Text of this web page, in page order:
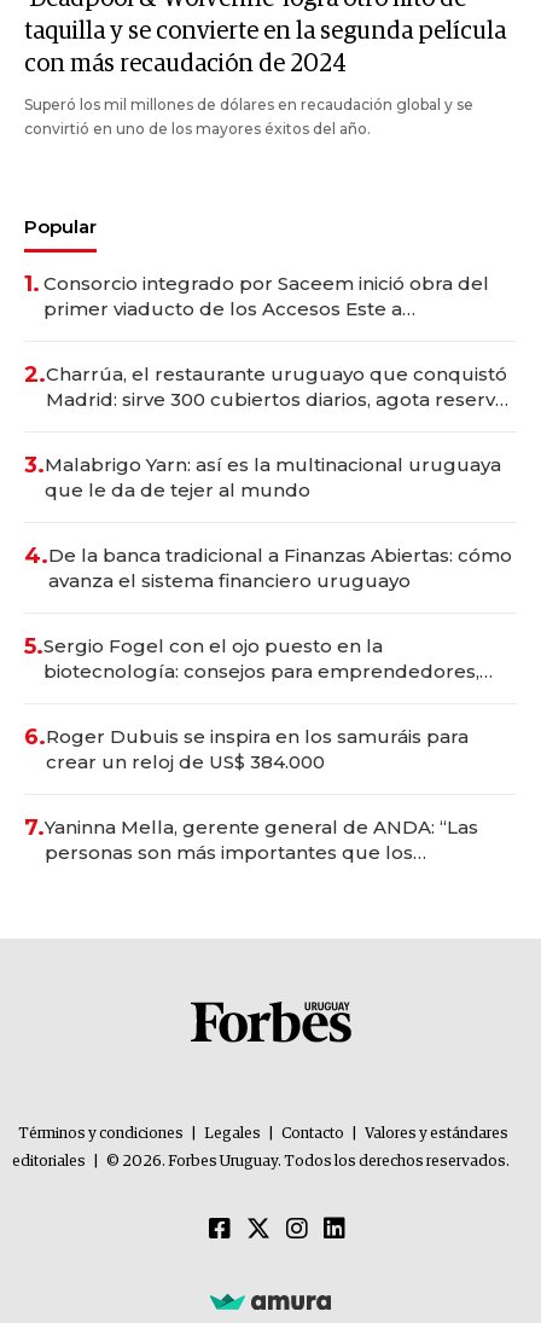
taquilla y se convierte en la segunda película
con más recaudación de 2024
Superó los mil millones de dólares en recaudación global y se
convirtió en uno de los mayores éxitos del año.
Popular
1. Consorcio integrado por Saceem inició obra del
primer viaducto de los Accesos Este a
2.Charrúa, el restaurante uruguayo que conquistó
Madrid: sirve 300 cubiertos diarios, agota reservas
3.Malabrigo Yarn: así es la multinacional uruguaya
que le da de tejer al mundo
4.De la banca tradicional a Finanzas Abiertas: cómo
avanza el sistema financiero uruguayo
5.Sergio Fogel con el ojo puesto en la
biotecnología: consejos para emprendedores,
6.Roger Dubuis se inspira en los samuráis para
crear un reloj de US$ 384.000
7.Yaninna Mella, gerente general de ANDA: “Las
personas son más importantes que los
Términos y condiciones Legales Contacto
Valores y estándares
editoriales
© 2026. Forbes Uruguay. Todos los derechos reservados.